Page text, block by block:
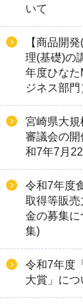
いて
【商品開
理(基礎)の
年度ひな
ジネス部門
宮崎県大
審議会の開
和7年7月22
令和7年度
取得等販売
金の募集に
集)
令和7年度
大賞」につ